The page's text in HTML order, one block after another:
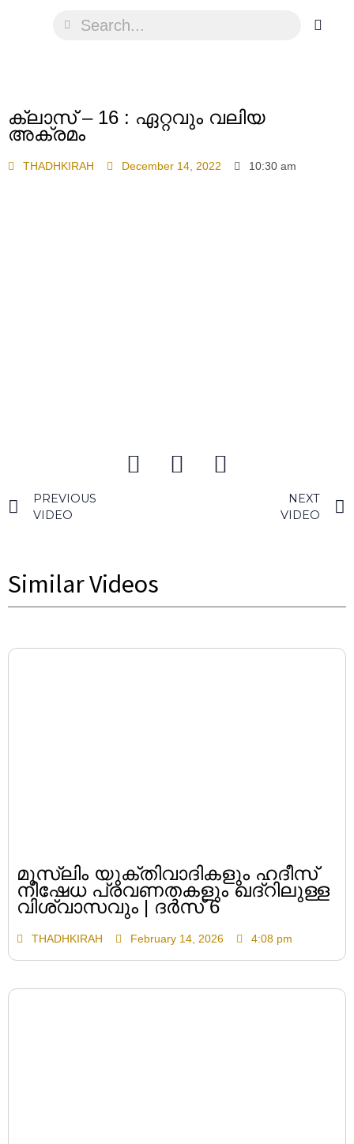
ക്ലാസ് – 16 : ഏറ്റവും വലിയ
അക്രമം
THADHKIRAH December 14, 2022 10:30 am
PREVIOUS
VIDEO
NEXT
VIDEO
Similar Videos
മുസ്ലിം യുക്തിവാദികളും ഹദീസ്
നിഷേധ പ്രവണതകളും ഖദ്റിലുള്ള
വിശ്വാസവും | ദർസ് 6
THADHKIRAH February 14, 2026 4:08 pm